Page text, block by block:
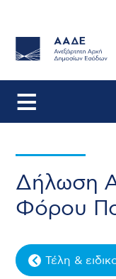
Δήλωση
Φόρου
Τέλη &